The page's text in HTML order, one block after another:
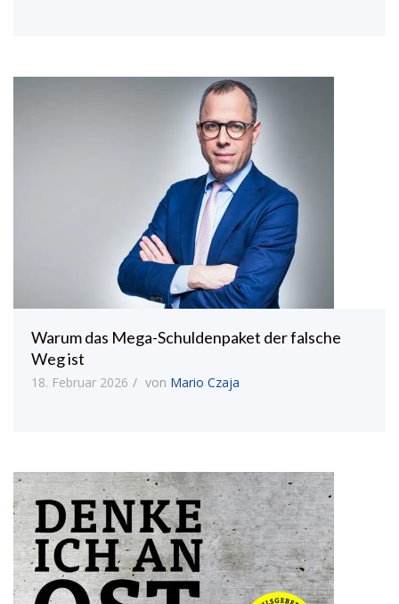
Warum das Mega-Schuldenpaket der falsche
Weg ist
18. Februar 2026 von Mario Czaja